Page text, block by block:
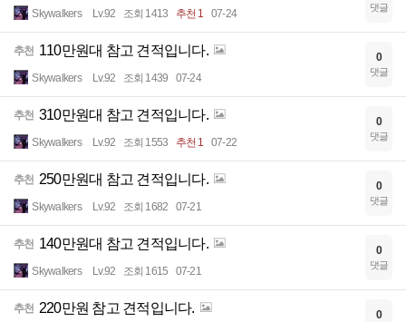
Skywalkers Lv.92 조회 1413 추천 1 07-24 댓글
추천 110만원대 참고 견적입니다.
Skywalkers Lv.92 조회 1439 07-24
0
댓글
추천 310만원대 참고 견적입니다.
Skywalkers Lv.92 조회 1553 추천 1 07-22
0
댓글
추천 250만원대 참고 견적입니다.
Skywalkers Lv.92 조회 1682 07-21
0
댓글
추천 140만원대 참고 견적입니다.
Skywalkers Lv.92 조회 1615 07-21
0
댓글
추천 220만원 참고 견적입니다. 0